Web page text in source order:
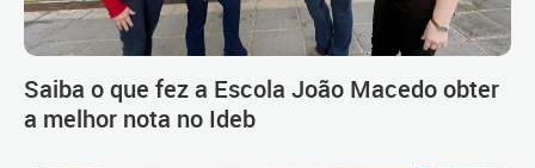
Saiba o que fez a Escola João Macedo obter
a melhor nota no Ideb